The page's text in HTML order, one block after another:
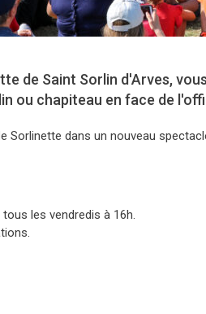
de Saint Sorlin d'Arves,
ou chapiteau en face de
Sorlinette dans un nouveau
les vendredis à 16h.